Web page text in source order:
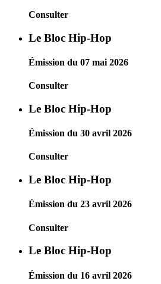
Consulter
Le Bloc Hip-Hop
Émission du 07 mai 2026
Consulter
Le Bloc Hip-Hop
Émission du 30 avril 2026
Consulter
Le Bloc Hip-Hop
Émission du 23 avril 2026
Consulter
Le Bloc Hip-Hop
Émission du 16 avril 2026